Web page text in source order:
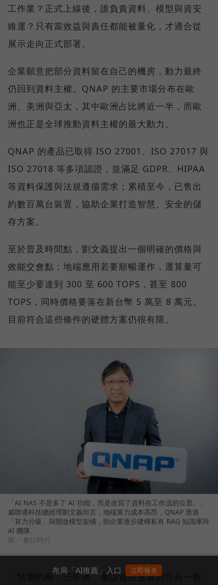
工作業？正式上線後，誰負責資料、模型與資安
維運？只有當效益與責任都能被量化，才適合從
展示走向正式部署。
企業願意把部分資料留在自己的機房，動力最終
仍回到資料主權。QNAP 的主要市場分布在歐
洲、美洲與亞太，其中歐洲占比將近一半，而歐
洲也正是全球推動資料主權的最大動力。
QNAP 的產品已取得 ISO 27001、ISO 27017 與
ISO 27018 等多項認證，並滿足 GDPR、HIPAA
等資料保護與法規遵循需求；累積至今，已售出
約數百萬台裝置，協助企業打造智慧、安全的儲
存方案。
至於普及時間點，劉文義提出一個明確的價格與
效能交會點：地端應用若要順暢運作，運算量可
能至少要達到 300 至 600 TOPS，甚至 800
TOPS，同時價格要落在新台幣 5 萬至 8 萬元。
目前符合這些條件的硬體方案仍很有限。
「AI NAS 不是多了 AI 功能，而是改寫了資料在工作流的位置。」
威聯通科技總經理劉文義坦言，地端算力成本高昂，QNAP 透過
「算力分級」與開放模型架構，助企業逐步建構私有 RAG 知識庫與
AI 團隊。
圖／ 數位時代
「預測約兩、三年後，應該很快會看到符合一般
布局「AI推薦」入口 立即報名